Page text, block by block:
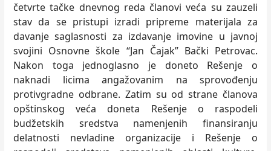
četvrte tačke dnevnog reda članovi veća su zauzeli
stav da se pristupi izradi pripreme materijala za
davanje saglasnosti za izdavanje imovine u javnoj
svojini Osnovne škole “Jan Čajak” Bački Petrovac.
Nakon toga jednoglasno je doneto Rešenje o
naknadi licima angažovanim na sprovođenju
protivgradne odbrane. Zatim su od strane članova
opštinskog veća doneta Rešenje o raspodeli
budžetskih sredstva namenjenih finansiranju
delatnosti nevladine organizacije i Rešenje o